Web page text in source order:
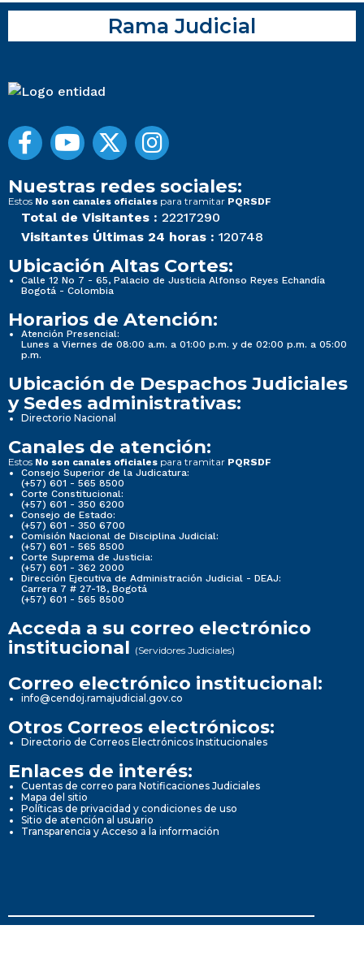
Rama Judicial
Nuestras redes sociales:
Estos No son canales oficiales para tramitar PQRSDF
Total de Visitantes : 22217290
Visitantes Últimas 24 horas : 120748
Ubicación Altas Cortes:
Calle 12 No 7 - 65, Palacio de Justicia Alfonso Reyes Echandía
Bogotá - Colombia
Horarios de Atención:
Atención Presencial:
Lunes a Viernes de 08:00 a.m. a 01:00 p.m. y de 02:00 p.m. a 05:00
p.m.
Ubicación de Despachos Judiciales
y Sedes administrativas:
Directorio Nacional
Canales de atención:
Estos No son canales oficiales para tramitar PQRSDF
Consejo Superior de la Judicatura:
(+57) 601 - 565 8500
Corte Constitucional:
(+57) 601 - 350 6200
Consejo de Estado:
(+57) 601 - 350 6700
Comisión Nacional de Disciplina Judicial:
(+57) 601 - 565 8500
Corte Suprema de Justicia:
(+57) 601 - 362 2000
Dirección Ejecutiva de Administración Judicial - DEAJ:
Carrera 7 # 27-18, Bogotá
(+57) 601 - 565 8500
Acceda a su correo electrónico
institucional (Servidores Judiciales)
Correo electrónico institucional:
info@cendoj.ramajudicial.gov.co
Otros Correos electrónicos:
Directorio de Correos Electrónicos Institucionales
Enlaces de interés:
Cuentas de correo para Notificaciones Judiciales
Mapa del sitio
Políticas de privacidad y condiciones de uso
Sitio de atención al usuario
Transparencia y Acceso a la información